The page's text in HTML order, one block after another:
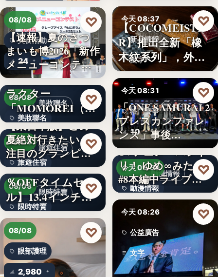
08/08
美食活動
24
【速報】夏のさつ
まいも博2026「新作
メニューコンテス
ト…
♡
美妝聯名
08/08
美妝聯名
文字
韓国発の人気キャ
ラクター
「MOMOREI（モ
モレイ）」が…
♡
旅遊住宿
08/08
旅遊住宿
10
【東日本版】この
夏絶対行きたい！
注目のグランピン
グ施設…
♡
限時特賣
08/08
限時特賣
文字
【アマゾン30
％OFFタイムセー
ル】13.4インチ大
画面…
♡
08/08
眼部護理
2,980
♡
3,000円
今天 08:37
新品情報
文字
【COCOMEISTE
R】推出全新「橡
木紋系列」，外層
採…
♡
今天 08:31
格鬥賽事
10
「ONE SAMURAI 2
プレスカンファレ
ンス」事後…
♡
動漫情報
今天 08:30
動漫情報
19,800円
TVアニメ「バンド
リ！ ゆめ∞みた」
#8本編中ライブ映
像…
♡
今天 08:26
公益廣告
文字
♡